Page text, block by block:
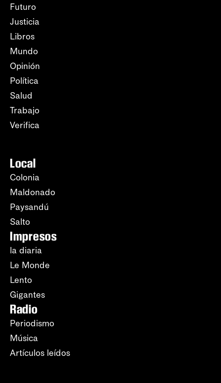
Futuro
Justicia
Libros
Mundo
Opinión
Política
Salud
Trabajo
Verifica
Local
Colonia
Maldonado
Paysandú
Salto
Impresos
la diaria
Le Monde
Lento
Gigantes
Radio
Periodismo
Música
Artículos leídos